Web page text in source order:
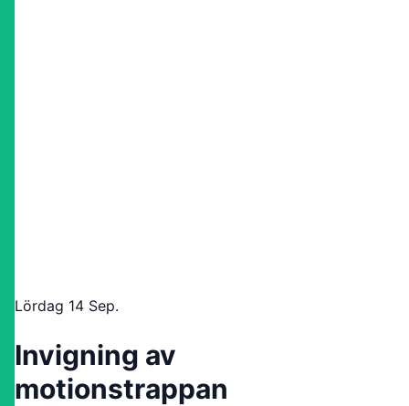
Lördag 14 Sep.
Invigning av
motionstrappan